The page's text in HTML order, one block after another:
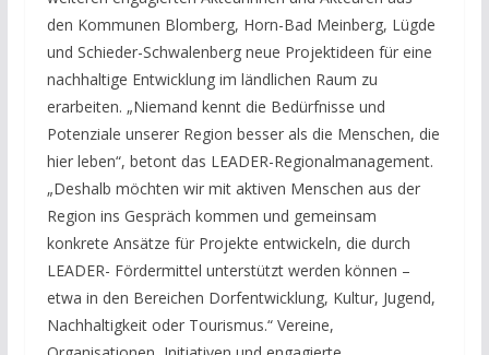
den Kommunen Blomberg, Horn-Bad Meinberg, Lügde
und Schieder-Schwalenberg neue Projektideen für eine
nachhaltige Entwicklung im ländlichen Raum zu
erarbeiten. „Niemand kennt die Bedürfnisse und
Potenziale unserer Region besser als die Menschen, die
hier leben“, betont das LEADER-Regionalmanagement.
„Deshalb möchten wir mit aktiven Menschen aus der
Region ins Gespräch kommen und gemeinsam
konkrete Ansätze für Projekte entwickeln, die durch
LEADER- Fördermittel unterstützt werden können –
etwa in den Bereichen Dorfentwicklung, Kultur, Jugend,
Nachhaltigkeit oder Tourismus.“ Vereine,